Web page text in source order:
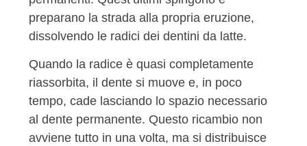
preparano la strada alla propria eruzione,
dissolvendo le radici dei dentini da latte.
Quando la radice è quasi completamente
riassorbita, il dente si muove e, in poco
tempo, cade lasciando lo spazio necessario
al dente permanente. Questo ricambio non
avviene tutto in una volta, ma si distribuisce